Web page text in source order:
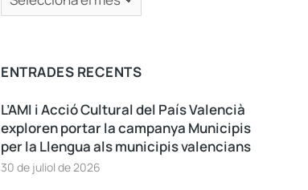
ENTRADES RECENTS
L’AMI i Acció Cultural del País Valencià
exploren portar la campanya Municipis
per la Llengua als municipis valencians
30 de juliol de 2026